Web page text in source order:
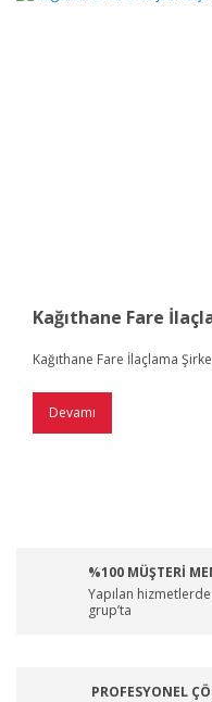
Kağıthane Fare
Kağıthane Fare İlaçlama
Devamı
%100 MÜŞTERİ
Yapılan
grup’ta
PROFESYONEL